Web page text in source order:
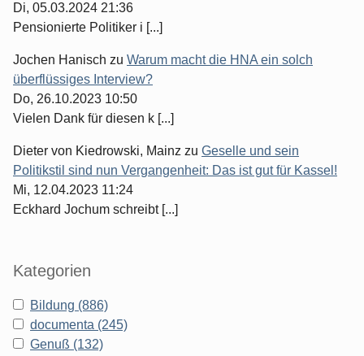
Di, 05.03.2024 21:36
Pensionierte Politiker i [...]
Jochen Hanisch zu Warum macht die HNA ein solch
überflüssiges Interview?
Do, 26.10.2023 10:50
Vielen Dank für diesen k [...]
Dieter von Kiedrowski, Mainz zu Geselle und sein
Politikstil sind nun Vergangenheit: Das ist gut für Kassel!
Mi, 12.04.2023 11:24
Eckhard Jochum schreibt [...]
Kategorien
Bildung (886)
documenta (245)
Genuß (132)